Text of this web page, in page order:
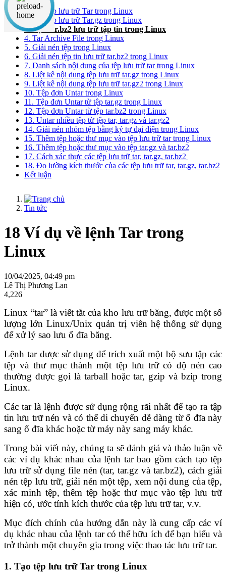
1. Tạo tệp lưu trữ Tar trong Linux
2. Tạo tệp lưu trữ Tar.gz trong Linux
3. Tạo tar.bz2 lưu trữ tập tin trong Linux
4. Tar Archive File trong Linux
5. Giải nén tệp trong Linux
6. Giải nén tệp tin lưu trữ tar.bz2 trong Linux
7. Danh sách nội dung của tệp lưu trữ tar trong Linux
8. Liệt kê nội dung tệp lưu trữ tar.gz trong Linux
9. Liệt kê nội dung tệp lưu trữ tar.gz2 trong Linux
10. Tệp đơn Untar trong Linux
11. Tệp đơn Untar từ tệp tar.gz trong Linux
12. Tệp đơn Untar từ tệp tar.bz2 trong Linux
13. Untar nhiều tệp từ tệp tar, tar.gz và tar.gz2
14. Giải nén nhóm tệp bằng ký tự đại diện trong Linux
15. Thêm tệp hoặc thư mục vào tệp lưu trữ tar trong Linux
16. Thêm tệp hoặc thư mục vào tệp tar.gz và tar.bz2
17. Cách xác thực các tệp lưu trữ tar, tar.gz, tar.bz2
18. Đo lường kích thước của các tệp lưu trữ tar, tar.gz, tar.bz2
Kết luận
Tin tức
18 Ví dụ về lệnh Tar trong
Linux
10/04/2025, 04:49 pm
Lê Thị Phương Lan
4,226
Linux “tar” là viết tắt của kho lưu trữ băng, được một số
lượng lớn Linux/Unix quản trị viên hệ thống sử dụng
để xử lý sao lưu ổ đĩa băng.
Lệnh tar được sử dụng để trích xuất một bộ sưu tập các
tệp và thư mục thành một tệp lưu trữ có độ nén cao
thường được gọi là tarball hoặc tar, gzip và bzip trong
Linux.
Các tar là lệnh được sử dụng rộng rãi nhất để tạo ra tập
tin lưu trữ nén và có thể di chuyển dễ dàng từ ổ đĩa này
sang ổ đĩa khác hoặc từ máy này sang máy khác.
Trong bài viết này, chúng ta sẽ đánh giá và thảo luận về
các ví dụ khác nhau của lệnh tar bao gồm cách tạo tệp
lưu trữ sử dụng file nén (tar, tar.gz và tar.bz2), cách giải
nén tệp lưu trữ, giải nén một tệp, xem nội dung của tệp,
xác minh tệp, thêm tệp hoặc thư mục vào tệp lưu trữ
hiện có, ước tính kích thước của tệp lưu trữ tar, v.v.
Mục đích chính của hướng dẫn này là cung cấp các ví
dụ khác nhau của lệnh tar có thể hữu ích để bạn hiểu và
trở thành một chuyên gia trong việc thao tác lưu trữ tar.
1. Tạo tệp lưu trữ Tar trong Linux